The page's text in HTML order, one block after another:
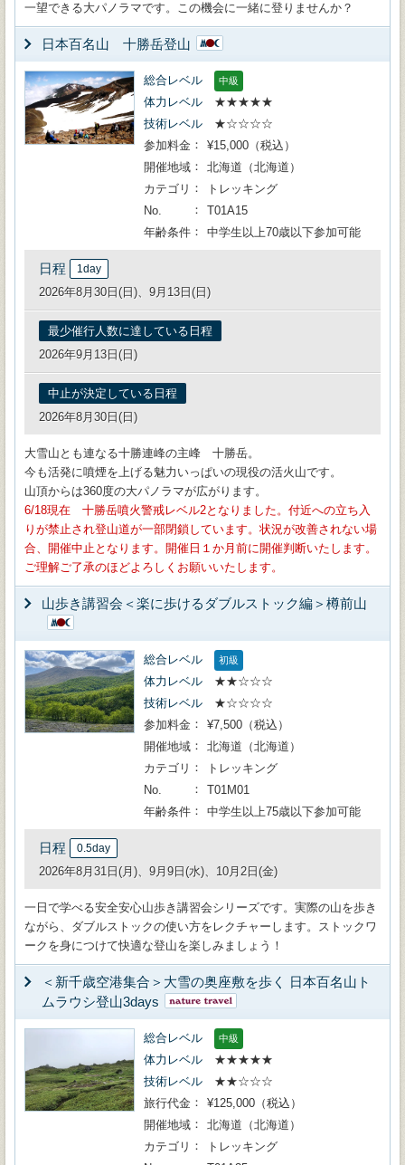
一望できる大パノラマです。この機会に一緒に登りませんか？
日本百名山 十勝岳登山
総合レベル 中級
体力レベル
★★★★★
技術レベル
★☆☆☆☆
参加料金
¥15,000（税込）
開催地域
北海道（北海道）
カテゴリ
トレッキング
No.
T01A15
年齢条件
中学生以上70歳以下参加可能
日程 1day
2026年8月30日(日)、9月13日(日)
最少催行人数に達している日程
2026年9月13日(日)
中止が決定している日程
2026年8月30日(日)
大雪山とも連なる十勝連峰の主峰 十勝岳。
今も活発に噴煙を上げる魅力いっぱいの現役の活火山です。
山頂からは360度の大パノラマが広がります。
6/18現在 十勝岳噴火警戒レベル2となりました。付近への立ち入
りが禁止され登山道が一部閉鎖しています。状況が改善されない場
合、開催中止となります。開催日１か月前に開催判断いたします。
ご理解ご了承のほどよろしくお願いいたします。
山歩き講習会＜楽に歩けるダブルストック編＞樽前山
総合レベル 初級
体力レベル
★★☆☆☆
技術レベル
★☆☆☆☆
参加料金
¥7,500（税込）
開催地域
北海道（北海道）
カテゴリ
トレッキング
No.
T01M01
年齢条件
中学生以上75歳以下参加可能
日程 0.5day
2026年8月31日(月)、9月9日(水)、10月2日(金)
一日で学べる安全安心山歩き講習会シリーズです。実際の山を歩き
ながら、ダブルストックの使い方をレクチャーします。ストックワ
ークを身につけて快適な登山を楽しみましょう！
＜新千歳空港集合＞大雪の奥座敷を歩く 日本百名山ト
ムラウシ登山3days
総合レベル 中級
体力レベル
★★★★★
技術レベル
★★☆☆☆
旅行代金
¥125,000（税込）
開催地域
北海道（北海道）
カテゴリ
トレッキング